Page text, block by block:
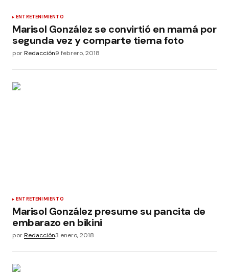
ENTRETENIMIENTO
Marisol González se convirtió en mamá por
segunda vez y comparte tierna foto
porRedacción9 febrero, 2018
ENTRETENIMIENTO
Marisol González presume su pancita de
embarazo en bikini
porRedacción3 enero, 2018